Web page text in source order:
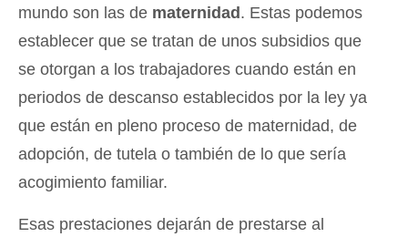
mundo son las de maternidad. Estas podemos
establecer que se tratan de unos subsidios que
se otorgan a los trabajadores cuando están en
periodos de descanso establecidos por la ley ya
que están en pleno proceso de maternidad, de
adopción, de tutela o también de lo que sería
acogimiento familiar.
Esas prestaciones dejarán de prestarse al